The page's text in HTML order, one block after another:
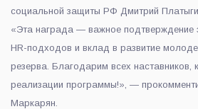
социальной защиты РФ Дмитрий
«Эта награда — важное подтверждение
HR-подходов и вклад в развитие
резерва. Благодарим всех наставников,
реализации программы!», —
Маркарян.